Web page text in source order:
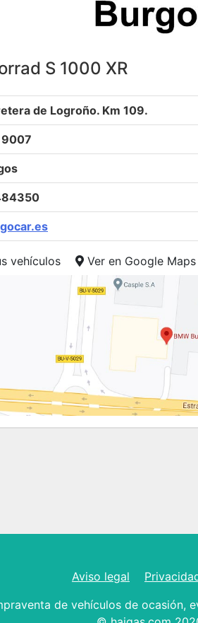
S 1000 XR
de Logroño. Km 109.
9007
vehículos Ver en Google Maps
Aviso legal
de vehículos de ocasión,